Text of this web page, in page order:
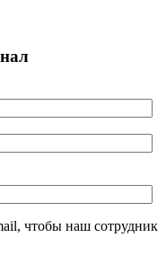
чтобы наш сотрудник